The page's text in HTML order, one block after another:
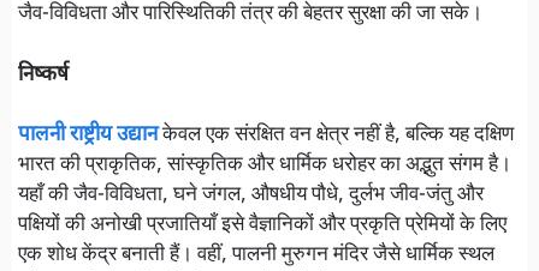
जैव-विविधता और पारिस्थितिकी तंत्र की बेहतर सुरक्षा की जा सके।
निष्कर्ष
पालनी राष्ट्रीय उद्यानकेवल एक संरक्षित वन क्षेत्र नहीं है, बल्कि यह दक्षिण
भारत की प्राकृतिक, सांस्कृतिक और धार्मिक धरोहर का अद्भुत संगम है।
यहाँ की जैव-विविधता, घने जंगल, औषधीय पौधे, दुर्लभ जीव-जंतु और
पक्षियों की अनोखी प्रजातियाँ इसे वैज्ञानिकों और प्रकृति प्रेमियों के लिए
एक शोध केंद्र बनाती हैं। वहीं, पालनी मुरुगन मंदिर जैसे धार्मिक स्थल